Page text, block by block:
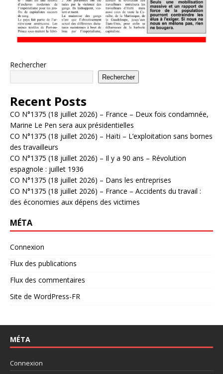
Rechercher
Rechercher
Recent Posts
CO N°1375 (18 juillet 2026) – France – Deux fois condamnée,
Marine Le Pen sera aux présidentielles
CO N°1375 (18 juillet 2026) – Haïti – L’exploitation sans bornes
des travailleurs
CO N°1375 (18 juillet 2026) – Il y a 90 ans – Révolution
espagnole : juillet 1936
CO N°1375 (18 juillet 2026) – Dans les entreprises
CO N°1375 (18 juillet 2026) – France – Accidents du travail :
des économies aux dépens des victimes
MÉTA
Connexion
Flux des publications
Flux des commentaires
Site de WordPress-FR
MÉTA
Connexion